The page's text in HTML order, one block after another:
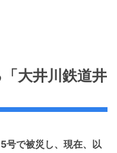
大井川鉄道井
号で被災し、現在、以